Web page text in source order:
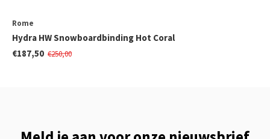
Rome
Hydra HW Snowboardbinding Hot Coral
€187,50 €250,00